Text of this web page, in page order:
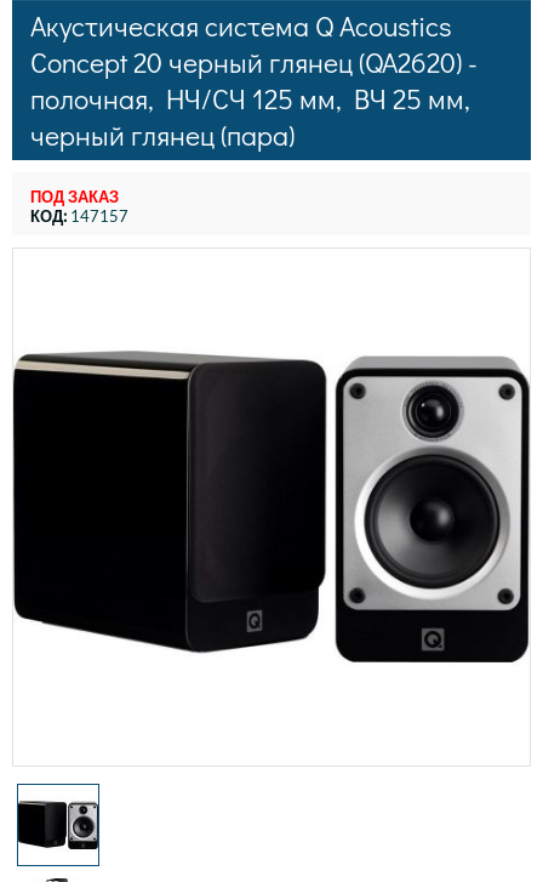
Акустическая система Q Acoustics
Concept 20 черный глянец (QA2620) -
полочная, НЧ/СЧ 125 мм, ВЧ 25 мм,
черный глянец (пара)
ПОД ЗАКАЗ
КОД: 147157